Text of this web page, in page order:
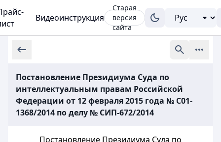
Видеоинструкция
Старая
версия
сайта
Постановление Президиума Суда по
интеллектуальным правам Российской
Федерации от 12 февраля 2015 года № С01-
1368/2014 по делу № СИП-672/2014
Постановление Президиума Суда по